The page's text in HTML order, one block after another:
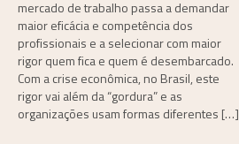
mercado de trabalho passa a demandar
maior eficácia e competência dos
profissionais e a selecionar com maior
rigor quem fica e quem é desembarcado.
Com a crise econômica, no Brasil, este
rigor vai além da “gordura” e as
organizações usam formas diferentes […]